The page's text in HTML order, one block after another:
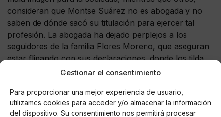
Gestionar el consentimiento
Para proporcionar una mejor experiencia de usuario,
utilizamos cookies para acceder y/o almacenar la información
del dispositivo. Su consentimiento nos permitirá procesar
consideran que Montse Suárez no es abogada y no
saben de dónde sacó su titulación para ejercer tal
profesión. La abogada ha dejado perplejos a los
seguidores de la familia Flores Moreno, que aseguran
estar flipando con sus declaraciones, donde los tilda
de monstruos.